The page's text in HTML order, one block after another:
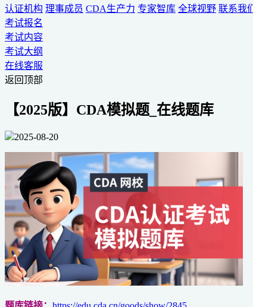
认证机构 理事成员 CDA生产力 专家智库 全球视野 联系我们
考试报名
考试内容
考试大纲
在线客服
返回顶部
【2025版】CDA模拟题_在线题库
2025-08-20